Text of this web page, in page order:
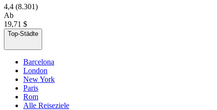
4,4 (8.301)
Ab
19,71 $
Top-Städte
Barcelona
London
New York
Paris
Rom
Alle Reiseziele